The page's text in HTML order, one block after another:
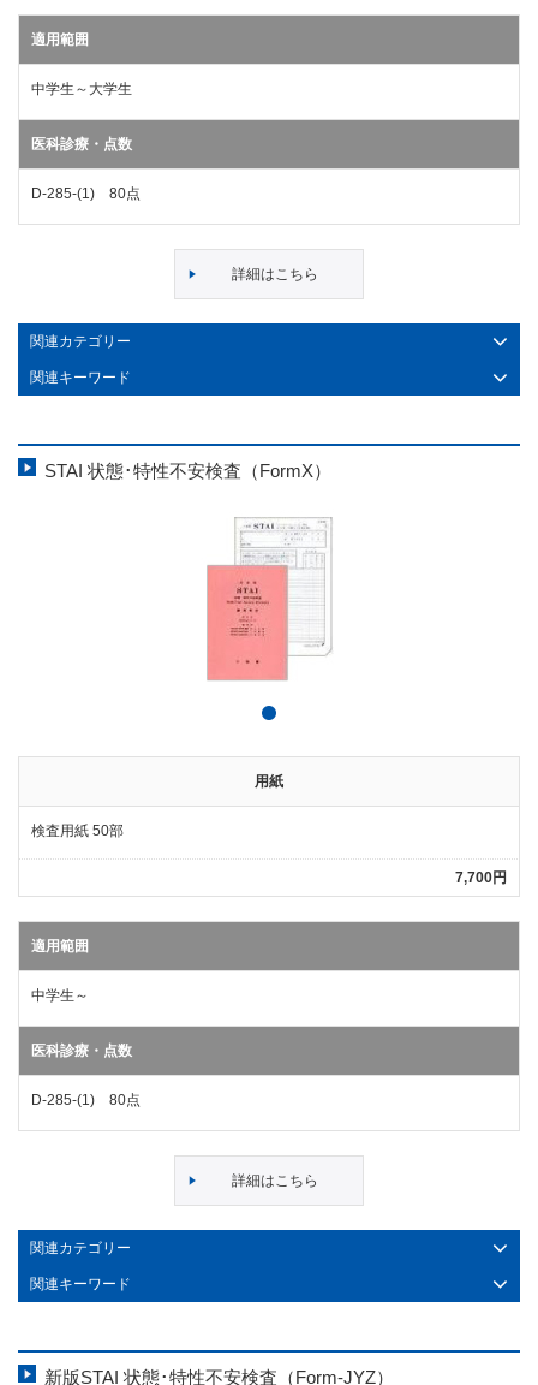
適用範囲
中学生～大学生
医科診療・点数
D-285-(1) 80点
詳細はこちら
関連カテゴリー
関連キーワード
STAI 状態･特性不安検査（FormX）
用紙
検査用紙 50部
7,700円
適用範囲
中学生～
医科診療・点数
D-285-(1) 80点
詳細はこちら
関連カテゴリー
関連キーワード
新版STAI 状態･特性不安検査（Form-JYZ）